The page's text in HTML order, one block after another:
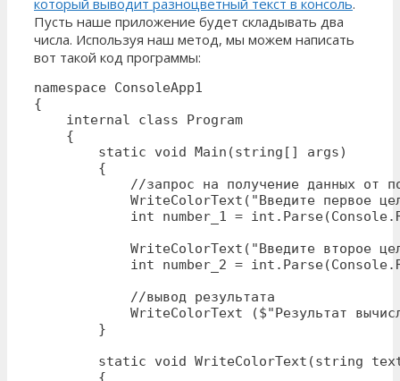
который выводит разноцветный текст в консоль.
Пусть наше приложение будет складывать два
числа. Используя наш метод, мы можем написать
вот такой код программы:
namespace ConsoleApp1
{
    internal class Program
    {
        static void Main(string[] args)
        {
//запрос на получение данных от
WriteColorText("Введите первое
int number_1 =
WriteColorText("Введите второе
int number_2 =
            //вывод результата
WriteColorText ($"Результат
        }
static void WriteColorText(string
        {